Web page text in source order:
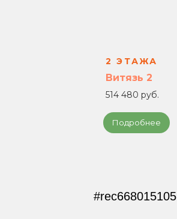
2 ЭТАЖА
Витязь 2
514 480 руб.
Подробнее
#rec668015105